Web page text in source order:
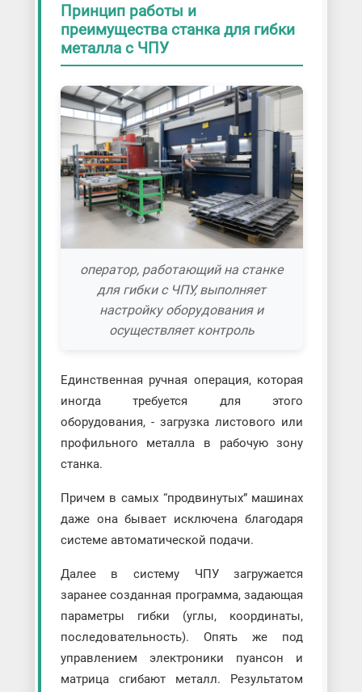
Принцип работы и
преимущества станка для гибки
металла с ЧПУ
оператор, работающий на станке
для гибки с ЧПУ, выполняет
настройку оборудования и
осуществляет контроль
Единственная ручная операция, которая
иногда требуется для этого
оборудования, - загрузка листового или
профильного металла в рабочую зону
станка.
Причем в самых “продвинутых” машинах
даже она бывает исключена благодаря
системе автоматической подачи.
Далее в систему ЧПУ загружается
заранее созданная программа, задающая
параметры гибки (углы, координаты,
последовательность). Опять же под
управлением электроники пуансон и
матрица сгибают металл. Результатом